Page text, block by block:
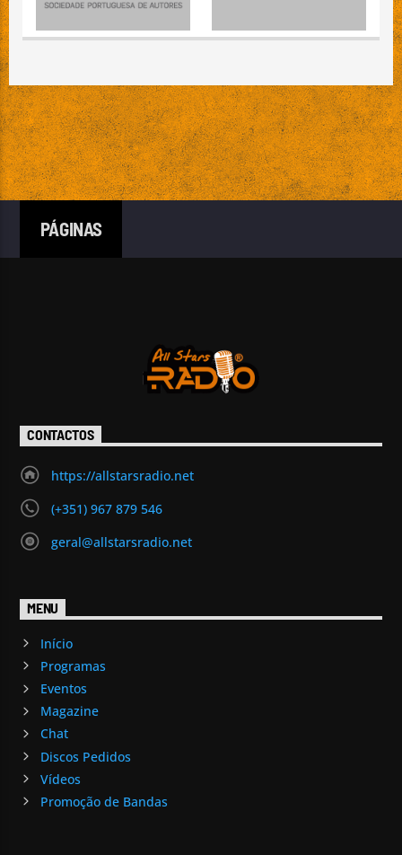
PÁGINAS
CONTACTOS
https://allstarsradio.net
(+351) 967 879 546
geral@allstarsradio.net
MENU
Início
Programas
Eventos
Magazine
Chat
Discos Pedidos
Vídeos
Promoção de Bandas